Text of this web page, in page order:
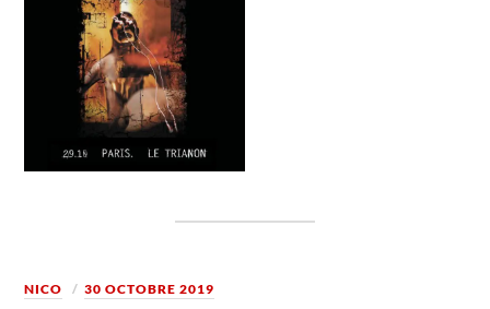
NICO 30 OCTOBRE 2019